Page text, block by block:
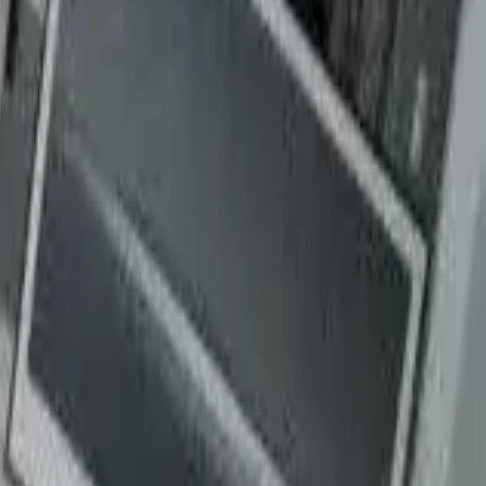
vďaka ktorému by sa vo svojom kráľovstve cítili ako v
sa ako skúsený stolár rozhodol, že nábytok do izby predsa
a dotváraní detailov. Keď sa 4-ročný chlapec vrátil z víkendu u